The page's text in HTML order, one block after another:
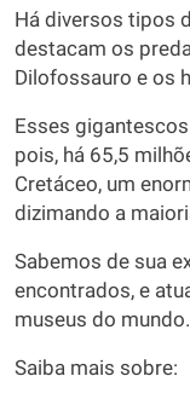
Há diversos tipos
destacam os
Dilofossauro e os
Esses
pois, há 65,5
Cretáceo, um
dizimando a
Sabemos de sua
encontrados, e
museus do mundo.
Saiba mais sobre: